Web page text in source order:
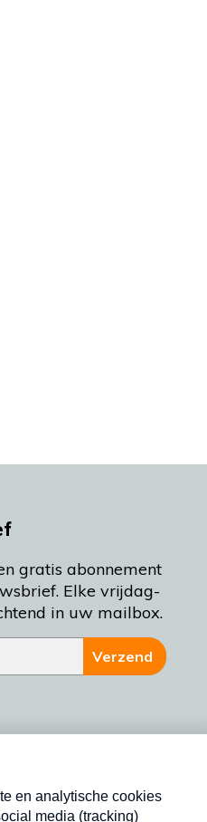
gratis abonnement
Elke vrijdag-
in uw mailbox.
Verzend